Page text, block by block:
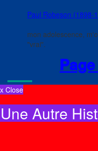
Paul Robeson (1898-
mon adolescence,
"vrai".
x Close
Une Autre